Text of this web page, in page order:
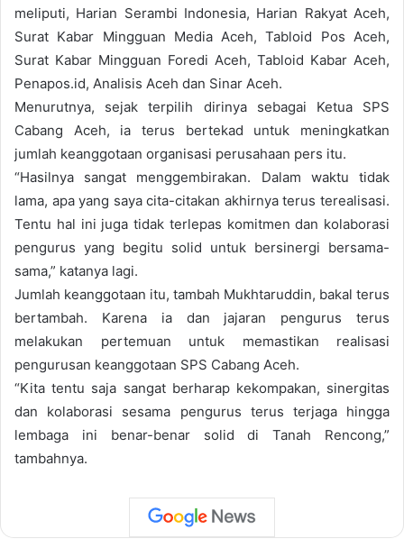
meliputi, Harian Serambi Indonesia, Harian Rakyat Aceh,
Surat Kabar Mingguan Media Aceh, Tabloid Pos Aceh,
Surat Kabar Mingguan Foredi Aceh, Tabloid Kabar Aceh,
Penapos.id, Analisis Aceh dan Sinar Aceh.
Menurutnya, sejak terpilih dirinya sebagai Ketua SPS
Cabang Aceh, ia terus bertekad untuk meningkatkan
jumlah keanggotaan organisasi perusahaan pers itu.
“Hasilnya sangat menggembirakan. Dalam waktu tidak
lama, apa yang saya cita-citakan akhirnya terus terealisasi.
Tentu hal ini juga tidak terlepas komitmen dan kolaborasi
pengurus yang begitu solid untuk bersinergi bersama-
sama,” katanya lagi.
Jumlah keanggotaan itu, tambah Mukhtaruddin, bakal terus
bertambah. Karena ia dan jajaran pengurus terus
melakukan pertemuan untuk memastikan realisasi
pengurusan keanggotaan SPS Cabang Aceh.
“Kita tentu saja sangat berharap kekompakan, sinergitas
dan kolaborasi sesama pengurus terus terjaga hingga
lembaga ini benar-benar solid di Tanah Rencong,”
tambahnya.